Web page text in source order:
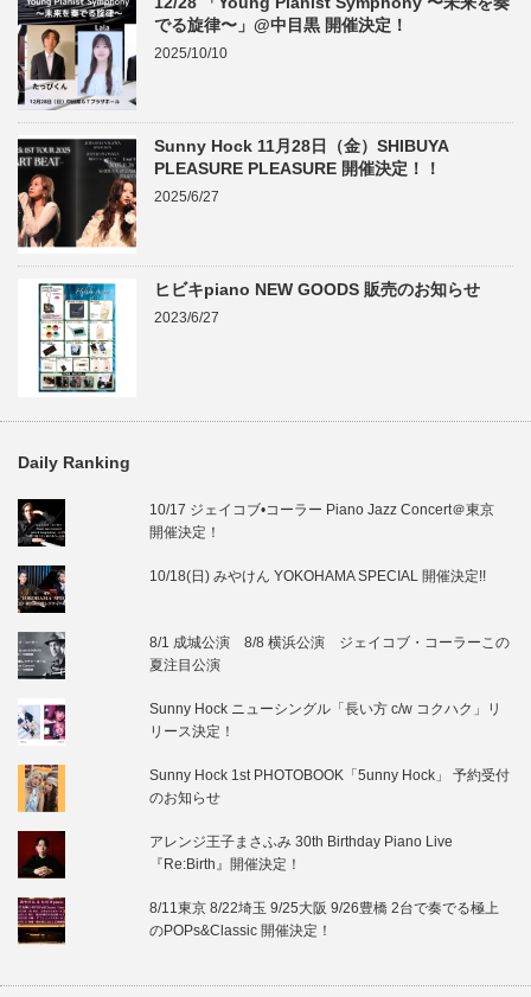
でる旋律〜」@中目黒 開催決定！
2025/10/10
Sunny Hock 11月28日（金）SHIBUYA
PLEASURE PLEASURE 開催決定！！
2025/6/27
ヒビキpiano NEW GOODS 販売のお知らせ
2023/6/27
Daily Ranking
10/17 ジェイコブ•コーラー Piano Jazz Concert＠東京
開催決定！
10/18(日) みやけん YOKOHAMA SPECIAL 開催決定!!
8/1 成城公演 8/8 横浜公演 ジェイコブ・コーラーこの
夏注目公演
Sunny Hock ニューシングル「長い方 c/w コクハク」リ
リース決定！
Sunny Hock 1st PHOTOBOOK「5unny Hock」 予約受付
のお知らせ
アレンジ王子まさふみ 30th Birthday Piano Live
『Re:Birth』開催決定！
8/11東京 8/22埼玉 9/25大阪 9/26豊橋 2台で奏でる極上
のPOPs&Classic 開催決定！